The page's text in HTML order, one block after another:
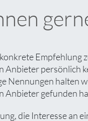
Empfehlung
Anbieter persönlich
Nennungen halten
Anbieter gefunden
die Interesse an